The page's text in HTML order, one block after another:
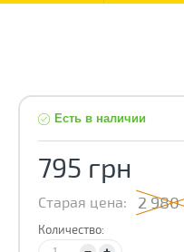
Есть в наличии
795 грн
Старая цена: 2 980
Количество: